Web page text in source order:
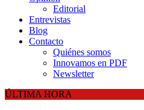
Editorial
Entrevistas
Blog
Contacto
Quiénes somos
Innovamos en PDF
Newsletter
ÚLTIMA HORA